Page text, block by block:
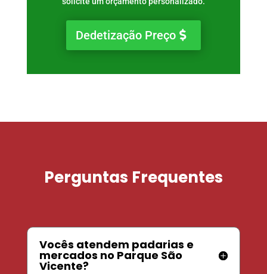
Dedetização Preço
Perguntas Frequentes
Vocês atendem padarias e
mercados no Parque São
Vicente?